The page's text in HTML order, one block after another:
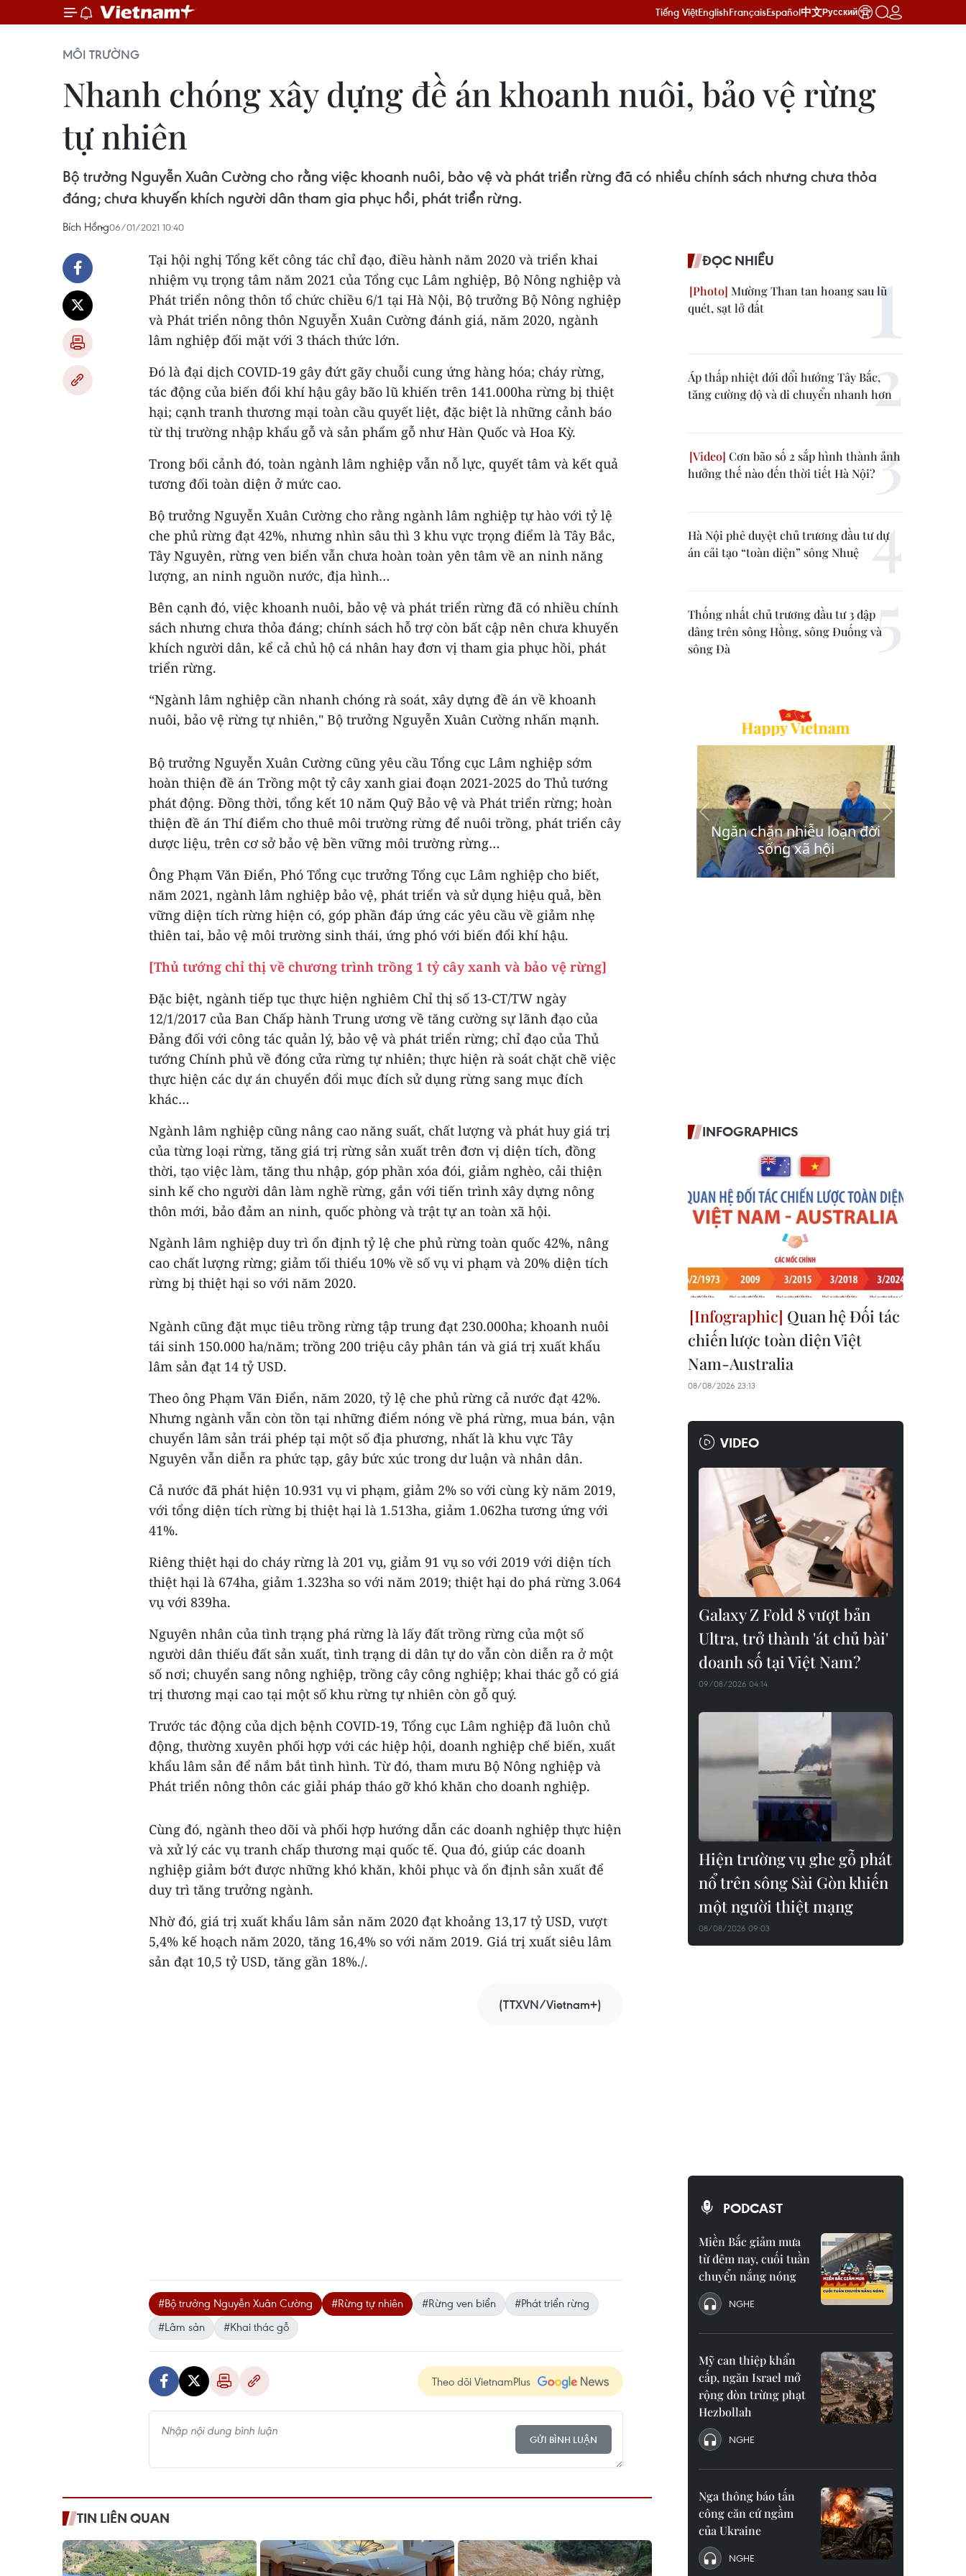
Tiếng ViệtEnglishFrançaisEspañol中文Русский
MÔI TRƯỜNG
Nhanh chóng xây dựng đề án khoanh nuôi, bảo vệ rừng
tự nhiên
Bộ trưởng Nguyễn Xuân Cường cho rằng việc khoanh nuôi, bảo vệ và phát triển rừng đã có nhiều chính sách nhưng chưa thỏa
đáng; chưa khuyến khích người dân tham gia phục hồi, phát triển rừng.
Bích Hồng06/01/2021 10:40
Tại hội nghị Tổng kết công tác chỉ đạo, điều hành năm 2020 và triển khai
nhiệm vụ trọng tâm năm 2021 của Tổng cục Lâm nghiệp, Bộ Nông nghiệp và
Phát triển nông thôn tổ chức chiều 6/1 tại Hà Nội, Bộ trưởng Bộ Nông nghiệp
và Phát triển nông thôn Nguyễn Xuân Cường đánh giá, năm 2020, ngành
lâm nghiệp đối mặt với 3 thách thức lớn.
Đó là đại dịch COVID-19 gây đứt gãy chuỗi cung ứng hàng hóa; cháy rừng,
tác động của biến đổi khí hậu gây bão lũ khiến trên 141.000ha rừng bị thiệt
hại; cạnh tranh thương mại toàn cầu quyết liệt, đặc biệt là những cảnh báo
từ thị trường nhập khẩu gỗ và sản phẩm gỗ như Hàn Quốc và Hoa Kỳ.
Trong bối cảnh đó, toàn ngành lâm nghiệp vẫn nỗ lực, quyết tâm và kết quả
tương đối toàn diện ở mức cao.
Bộ trưởng Nguyễn Xuân Cường cho rằng ngành lâm nghiệp tự hào với tỷ lệ
che phủ rừng đạt 42%, nhưng nhìn sâu thì 3 khu vực trọng điểm là Tây Bắc,
Tây Nguyên, rừng ven biển vẫn chưa hoàn toàn yên tâm về an ninh năng
lượng, an ninh nguồn nước, địa hình…
Bên cạnh đó, việc khoanh nuôi, bảo vệ và phát triển rừng đã có nhiều chính
sách nhưng chưa thỏa đáng; chính sách hỗ trợ còn bất cập nên chưa khuyến
khích người dân, kể cả chủ hộ cá nhân hay đơn vị tham gia phục hồi, phát
triển rừng.
“Ngành lâm nghiệp cần nhanh chóng rà soát, xây dựng đề án về khoanh
nuôi, bảo vệ rừng tự nhiên," Bộ trưởng Nguyễn Xuân Cường nhấn mạnh.
Bộ trưởng Nguyễn Xuân Cường cũng yêu cầu Tổng cục Lâm nghiệp sớm
hoàn thiện đề án Trồng một tỷ cây xanh giai đoạn 2021-2025 do Thủ tướng
phát động. Đồng thời, tổng kết 10 năm Quỹ Bảo vệ và Phát triển rừng; hoàn
thiện đề án Thí điểm cho thuê môi trường rừng để nuôi trồng, phát triển cây
dược liệu, trên cơ sở bảo vệ bền vững môi trường rừng…
Ông Phạm Văn Điển, Phó Tổng cục trưởng Tổng cục Lâm nghiệp cho biết,
năm 2021, ngành lâm nghiệp bảo vệ, phát triển và sử dụng hiệu quả, bền
vững diện tích rừng hiện có, góp phần đáp ứng các yêu cầu về giảm nhẹ
thiên tai, bảo vệ môi trường sinh thái, ứng phó với biến đổi khí hậu.
[Thủ tướng chỉ thị về chương trình trồng 1 tỷ cây xanh và bảo vệ rừng]
Đặc biệt, ngành tiếp tục thực hiện nghiêm Chỉ thị số 13-CT/TW ngày
12/1/2017 của Ban Chấp hành Trung ương về tăng cường sự lãnh đạo của
Đảng đối với công tác quản lý, bảo vệ và phát triển rừng; chỉ đạo của Thủ
tướng Chính phủ về đóng cửa rừng tự nhiên; thực hiện rà soát chặt chẽ việc
thực hiện các dự án chuyển đổi mục đích sử dụng rừng sang mục đích
khác…
Ngành lâm nghiệp cũng nâng cao năng suất, chất lượng và phát huy giá trị
của từng loại rừng, tăng giá trị rừng sản xuất trên đơn vị diện tích, đồng
thời, tạo việc làm, tăng thu nhập, góp phần xóa đói, giảm nghèo, cải thiện
sinh kế cho người dân làm nghề rừng, gắn với tiến trình xây dựng nông
thôn mới, bảo đảm an ninh, quốc phòng và trật tự an toàn xã hội.
Ngành lâm nghiệp duy trì ổn định tỷ lệ che phủ rừng toàn quốc 42%, nâng
cao chất lượng rừng; giảm tối thiểu 10% về số vụ vi phạm và 20% diện tích
rừng bị thiệt hại so với năm 2020.
Ngành cũng đặt mục tiêu trồng rừng tập trung đạt 230.000ha; khoanh nuôi
tái sinh 150.000 ha/năm; trồng 200 triệu cây phân tán và giá trị xuất khẩu
lâm sản đạt 14 tỷ USD.
Theo ông Phạm Văn Điển, năm 2020, tỷ lệ che phủ rừng cả nước đạt 42%.
Nhưng ngành vẫn còn tồn tại những điểm nóng về phá rừng, mua bán, vận
chuyển lâm sản trái phép tại một số địa phương, nhất là khu vực Tây
Nguyên vẫn diễn ra phức tạp, gây bức xúc trong dư luận và nhân dân.
Cả nước đã phát hiện 10.931 vụ vi phạm, giảm 2% so với cùng kỳ năm 2019,
với tổng diện tích rừng bị thiệt hại là 1.513ha, giảm 1.062ha tương ứng với
41%.
Riêng thiệt hại do cháy rừng là 201 vụ, giảm 91 vụ so với 2019 với diện tích
thiệt hại là 674ha, giảm 1.323ha so với năm 2019; thiệt hại do phá rừng 3.064
vụ với 839ha.
Nguyên nhân của tình trạng phá rừng là lấy đất trồng rừng của một số
người dân thiếu đất sản xuất, tình trạng di dân tự do vẫn còn diễn ra ở một
số nơi; chuyển sang nông nghiệp, trồng cây công nghiệp; khai thác gỗ có giá
trị thương mại cao tại một số khu rừng tự nhiên còn gỗ quý.
Trước tác động của dịch bệnh COVID-19, Tổng cục Lâm nghiệp đã luôn chủ
động, thường xuyên phối hợp với các hiệp hội, doanh nghiệp chế biến, xuất
khẩu lâm sản để nắm bắt tình hình. Từ đó, tham mưu Bộ Nông nghiệp và
Phát triển nông thôn các giải pháp tháo gỡ khó khăn cho doanh nghiệp.
Cùng đó, ngành theo dõi và phối hợp hướng dẫn các doanh nghiệp thực hiện
và xử lý các vụ tranh chấp thương mại quốc tế. Qua đó, giúp các doanh
nghiệp giảm bớt được những khó khăn, khôi phục và ổn định sản xuất để
duy trì tăng trưởng ngành.
Nhờ đó, giá trị xuất khẩu lâm sản năm 2020 đạt khoảng 13,17 tỷ USD, vượt
5,4% kế hoạch năm 2020, tăng 16,4% so với năm 2019. Giá trị xuất siêu lâm
sản đạt 10,5 tỷ USD, tăng gần 18%./.
(TTXVN/Vietnam+)
#Bộ trưởng Nguyễn Xuân Cường #Rừng tự nhiên #Rừng ven biển
#Phát triển rừng
#Lâm sản
#Khai thác gỗ
Theo dõi VietnamPlus
GỬI BÌNH LUẬN
TIN LIÊN QUAN
ĐỌC NHIỀU
Mường Than tan hoang sau lũ
quét, sạt lở đất
Áp thấp nhiệt đới đổi hướng Tây Bắc,
tăng cường độ và di chuyển nhanh hơn
Cơn bão số 2 sắp hình thành ảnh
hưởng thế nào đến thời tiết Hà Nội?
Hà Nội phê duyệt chủ trương đầu tư dự
án cải tạo “toàn diện” sông Nhuệ
Thống nhất chủ trương đầu tư 3 đập
dâng trên sông Hồng, sông Đuống và
sông Đà
INFOGRAPHICS
Quan hệ Đối tác
chiến lược toàn diện Việt
Nam-Australia
08/08/2026 23:13
VIDEO
Galaxy Z Fold 8 vượt bản
Ultra, trở thành 'át chủ bài'
doanh số tại Việt Nam?
09/08/2026 04:14
Hiện trường vụ ghe gỗ phát
nổ trên sông Sài Gòn khiến
một người thiệt mạng
08/08/2026 09:03
PODCAST
Miền Bắc giảm mưa
từ đêm nay, cuối tuần
chuyển nắng nóng
NGHE
Mỹ can thiệp khẩn
cấp, ngăn Israel mở
rộng đòn trừng phạt
Hezbollah
NGHE
Nga thông báo tấn
công căn cứ ngầm
của Ukraine
NGHE